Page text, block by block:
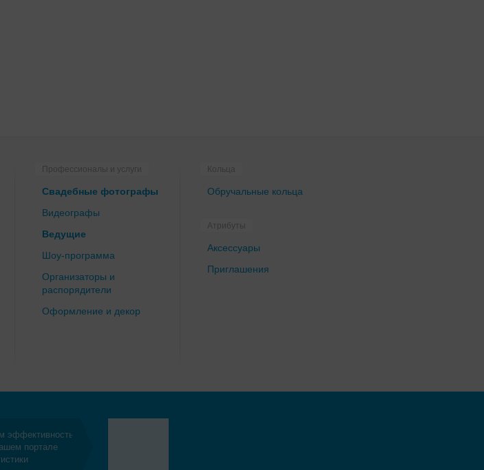
Профессионалы и услуги
Свадебные фотографы
Видеографы
Ведущие
Шоу-программа
Организаторы и
распорядители
Оформление и декор
Кольца
Обручальные кольца
Атрибуты
Аксессуары
Приглашения
эффективность
портале